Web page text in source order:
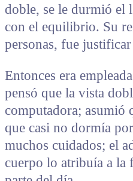
doble, se le durmió el
con el equilibrio. Su
personas, fue
Entonces era
pensó que la vista
computadora; asumió
que casi no dormía
muchos cuidados; el
cuerpo lo atribuía a la